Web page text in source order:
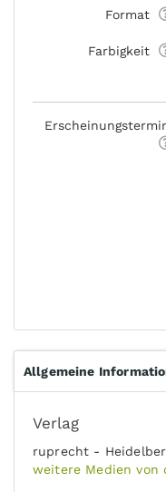
Format
Farbigkeit
Allgemeine
Verlag
ruprecht -
weitere Medien von